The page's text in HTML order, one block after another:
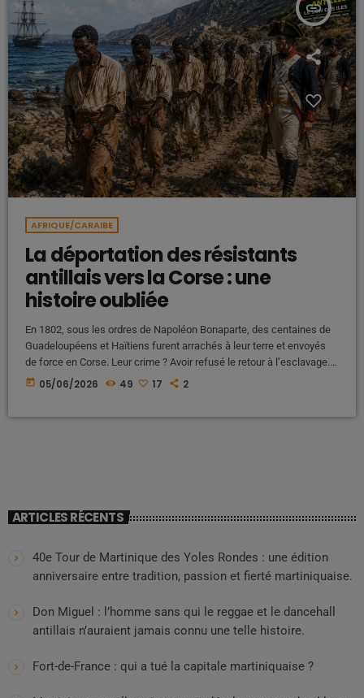
insert_link
AFRIQUE/CARAIBE
La déportation des résistants
antillais vers la Corse : une
histoire oubliée
En 1802, sous les ordres de Napoléon Bonaparte, des centaines de
Guadeloupéens et Haïtiens furent arrachés à leur terre et envoyés
de force en Corse. Leur crime ? Avoir refusé le retour à l’esclavage.
Voici l’histoire occultée d’une déportation politique et raciale qui a
today 05/06/2026 49 17 2
ARTICLES RÉCENTS
40e Tour de Martinique des Yoles Rondes : une édition
anniversaire entre tradition, passion et fierté martiniquaise.
Don Miguel : l’homme sans qui le reggae et le dancehall
antillais n’auraient jamais connu une telle histoire.
Fort-de-France : qui a tué la capitale martiniquaise ?